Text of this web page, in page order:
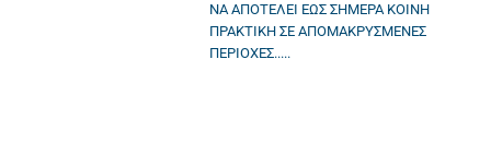
ΝΑ ΑΠΟΤΕΛΕΙ ΕΩΣ ΣΗΜΕΡΑ ΚΟΙΝΗ
ΠΡΑΚΤΙΚΗ ΣΕ ΑΠΟΜΑΚΡΥΣΜΕΝΕΣ
ΠΕΡΙΟΧΕΣ.....